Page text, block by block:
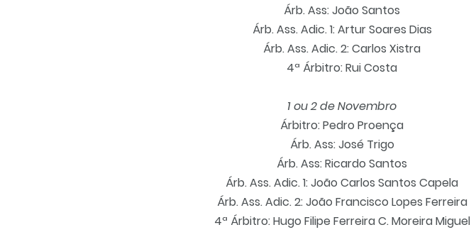
Árb. Ass: João Santos
Árb. Ass. Adic. 1: Artur Soares Dias
Árb. Ass. Adic. 2: Carlos Xistra
4ª Árbitro: Rui Costa
1 ou 2 de Novembro
Árbitro: Pedro Proença
Árb. Ass: José Trigo
Árb. Ass: Ricardo Santos
Árb. Ass. Adic. 1: João Carlos Santos Capela
Árb. Ass. Adic. 2: João Francisco Lopes Ferreira
4ª Árbitro: Hugo Filipe Ferreira C. Moreira Miguel